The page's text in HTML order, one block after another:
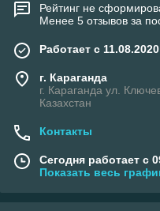
Рейтинг не
Менее 5 отзывов за
Работает с 11.08.2020
г. Караганда
г. Караганда ул.
Казахстан
Контакты
Сегодня работает с
Показать весь